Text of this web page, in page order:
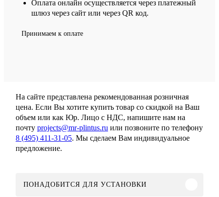
Оплата онлайн осуществляется через платежный
шлюз через сайт или через QR код.
Принимаем к оплате
На сайте представлена рекомендованная розничная
цена. Если Вы хотите купить товар со скидкой на Ваш
объем или как Юр. Лицо с НДС, напишите нам на
почту projects@mr-plintus.ru или позвоните по телефону
8 (495) 411-31-05. Мы сделаем Вам индивидуальное
предложение.
ПОНАДОБИТСЯ ДЛЯ УСТАНОВКИ